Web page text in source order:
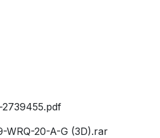
2739455.pdf
WRQ-20-A-G (3D).rar